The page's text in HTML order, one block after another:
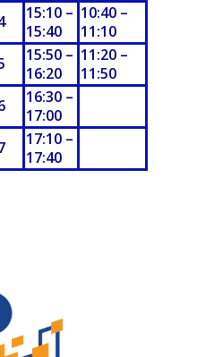
15:10 –
15:40
10:40 –
11:10
15:50 –
16:20
11:20 –
11:50
16:30 –
17:00
17:10 –
17:40